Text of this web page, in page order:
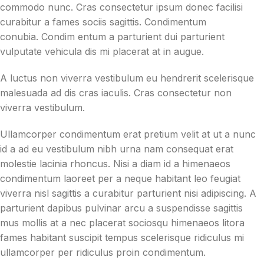
commodo nunc. Cras consectetur ipsum donec facilisi
curabitur a fames sociis sagittis. Condimentum
conubia. Condim entum a parturient dui parturient
vulputate vehicula dis mi placerat at in augue.
A luctus non viverra vestibulum eu hendrerit scelerisque
malesuada ad dis cras iaculis. Cras consectetur non
viverra vestibulum.
Ullamcorper condimentum erat pretium velit at ut a nunc
id a ad eu vestibulum nibh urna nam consequat erat
molestie lacinia rhoncus. Nisi a diam id a himenaeos
condimentum laoreet per a neque habitant leo feugiat
viverra nisl sagittis a curabitur parturient nisi adipiscing. A
parturient dapibus pulvinar arcu a suspendisse sagittis
mus mollis at a nec placerat sociosqu himenaeos litora
fames habitant suscipit tempus scelerisque ridiculus mi
ullamcorper per ridiculus proin condimentum.